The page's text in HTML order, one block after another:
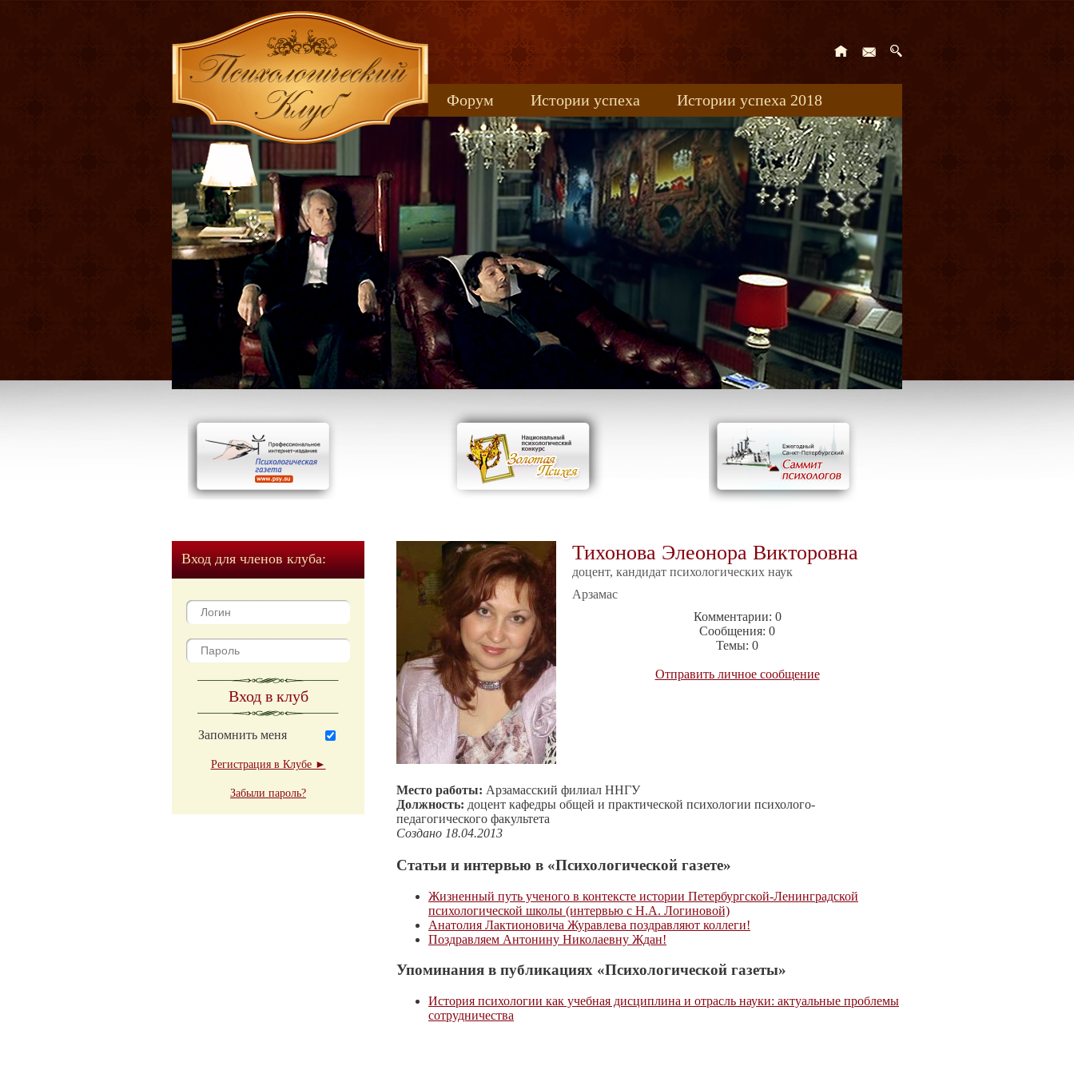
Форум Истории успеха
Истории успеха 2018
Книжные новинки
uspeh_2017
Вход для членов клуба:
Вход в клуб
Запомнить меня
Регистрация в Клубе ►
Забыли пароль?
Тихонова Элеонора Викторовна
доцент, кандидат психологических наук
Арзамас
Комментарии: 0
Сообщения: 0
Темы: 0
Отправить личное сообщение
Место работы: Арзамасский филиал ННГУ
Должность: доцент кафедры общей и практической психологии психолого-
педагогического факультета
Создано 18.04.2013
Статьи и интервью в «Психологической газете»
Жизненный путь ученого в контексте истории Петербургской-Ленинградской
психологической школы (интервью с Н.А. Логиновой)
Анатолия Лактионовича Журавлева поздравляют коллеги!
Поздравляем Антонину Николаевну Ждан!
Упоминания в публикациях «Психологической газеты»
История психологии как учебная дисциплина и отрасль науки: актуальные проблемы
сотрудничества